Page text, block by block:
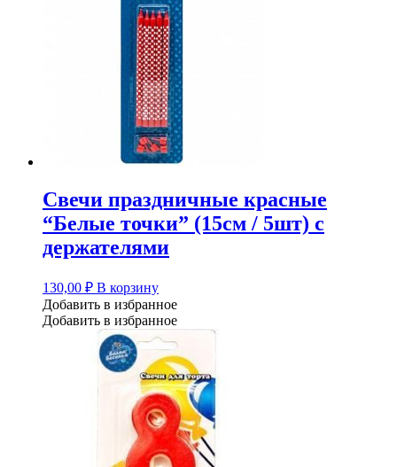
Свечи праздничные красные
“Белые точки” (15см / 5шт) с
держателями
130,00 ₽ В корзину
Добавить в избранное
Добавить в избранное